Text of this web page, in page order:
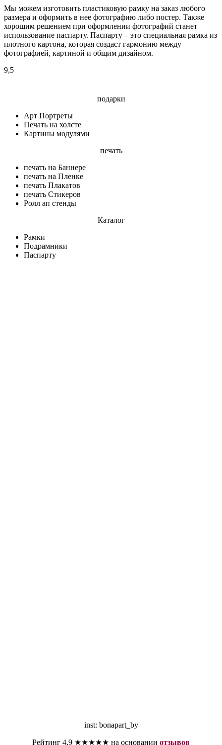
Мы можем изготовить пластиковую рамку на заказ любого
размера и оформить в нее фотографию либо постер. Также
хорошим решением при оформлении фотографий станет
использование паспарту. Паспарту – это специальная рамка из
плотного картона, которая создаст гармонию между
фотографией, картиной и общим дизайном.
9,5
подарки
Арт Портреты
Печать на холсте
Картины модулями
печать
печать на Баннере
печать на Пленке
печать Плакатов
печать Стикеров
Ролл ап стенды
Каталог
Рамки
Подрамники
Паспарту
inst: bonapart_by
Рейтинг 4,9 ★★★★★ на основании отзывов